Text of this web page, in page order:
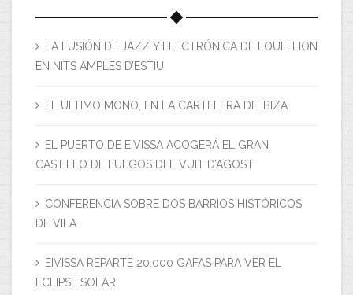
LA FUSIÓN DE JAZZ Y ELECTRÓNICA DE LOUIE LION
EN NITS AMPLES D’ESTIU
EL ÚLTIMO MONO, EN LA CARTELERA DE IBIZA
EL PUERTO DE EIVISSA ACOGERÁ EL GRAN
CASTILLO DE FUEGOS DEL VUIT D’AGOST
CONFERENCIA SOBRE DOS BARRIOS HISTÓRICOS
DE VILA
EIVISSA REPARTE 20.000 GAFAS PARA VER EL
ECLIPSE SOLAR